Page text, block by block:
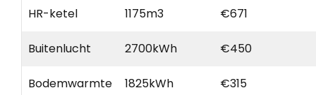
HR-ketel 1175m3 €671
Buitenlucht 2700kWh €450
Bodemwarmte 1825kWh €315